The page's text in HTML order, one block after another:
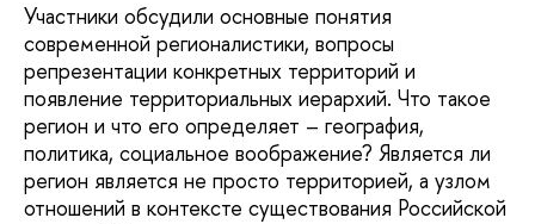
Участники обсудили основные понятия
современной регионалистики, вопросы
репрезентации конкретных территорий и
появление территориальных иерархий. Что такое
регион и что его определяет – география,
политика, социальное воображение? Является ли
регион является не просто территорией, а узлом
отношений в контексте существования Российской